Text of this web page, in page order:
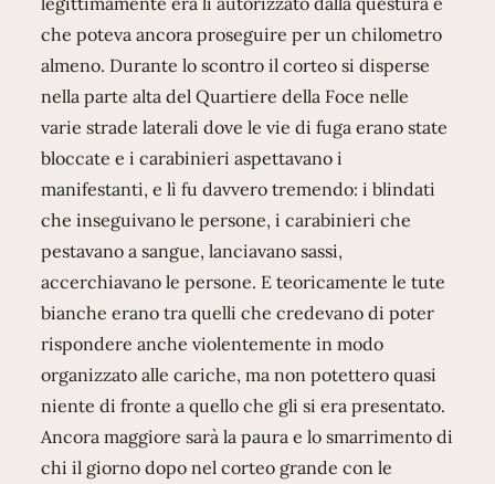
che poteva ancora proseguire per un chilometro
almeno. Durante lo scontro il corteo si disperse
nella parte alta del Quartiere della Foce nelle
varie strade laterali dove le vie di fuga erano state
bloccate e i carabinieri aspettavano i
manifestanti, e lì fu davvero tremendo: i blindati
che inseguivano le persone, i carabinieri che
pestavano a sangue, lanciavano sassi,
accerchiavano le persone. E teoricamente le tute
bianche erano tra quelli che credevano di poter
rispondere anche violentemente in modo
organizzato alle cariche, ma non potettero quasi
niente di fronte a quello che gli si era presentato.
Ancora maggiore sarà la paura e lo smarrimento di
chi il giorno dopo nel corteo grande con le